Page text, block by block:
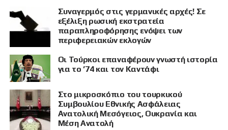
Συναγερμός στις γερμανικές αρχές! Σε
εξέλιξη ρωσική εκστρατεία
παραπληροφόρησης ενόψει των
περιφερειακών εκλογών
Οι Τούρκοι επαναφέρουν γνωστή ιστορία
για το ’74 και τον Καντάφι
Στο μικροσκόπιο του τουρκικού
Συμβουλίου Εθνικής Ασφάλειας
Ανατολική Μεσόγειος, Ουκρανία και
Μέση Ανατολή